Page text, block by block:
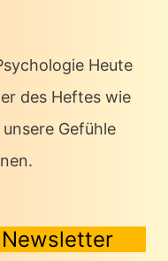
Heute
des Heftes wie
Gefühle